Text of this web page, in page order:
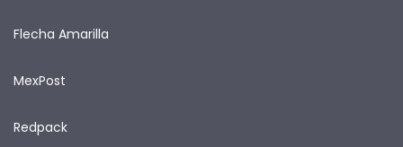
Flecha Amarilla
MexPost
Redpack